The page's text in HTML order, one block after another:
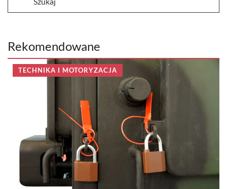
Rekomendowane
TECHNIKA I MOTORYZACJA